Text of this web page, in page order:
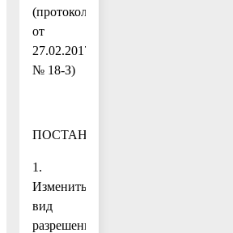
(протокол
от
27.02.2017
№ 18-З)
ПОСТАНОВЛЯЮ:
1.
Изменить
вид
разрешенного